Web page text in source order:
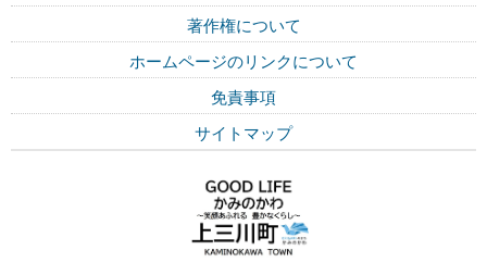
著作権について
ホームページのリンクについて
免責事項
サイトマップ